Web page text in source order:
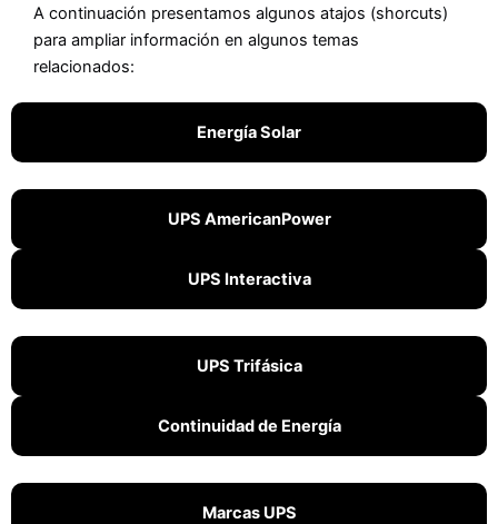
A continuación presentamos algunos atajos (shorcuts)
para ampliar información en algunos temas
relacionados:
Energía Solar
UPS AmericanPower
UPS Interactiva
UPS Trifásica
Continuidad de Energía
Marcas UPS